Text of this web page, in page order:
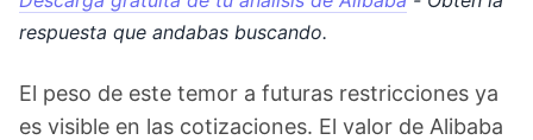
respuesta que andabas buscando.
El peso de este temor a futuras restricciones ya
es visible en las cotizaciones. El valor de Alibaba